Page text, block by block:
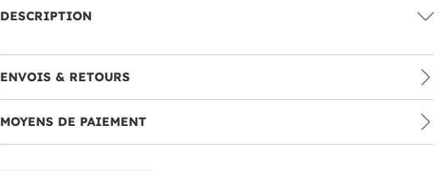
DESCRIPTION
ENVOIS & RETOURS
MOYENS DE PAIEMENT